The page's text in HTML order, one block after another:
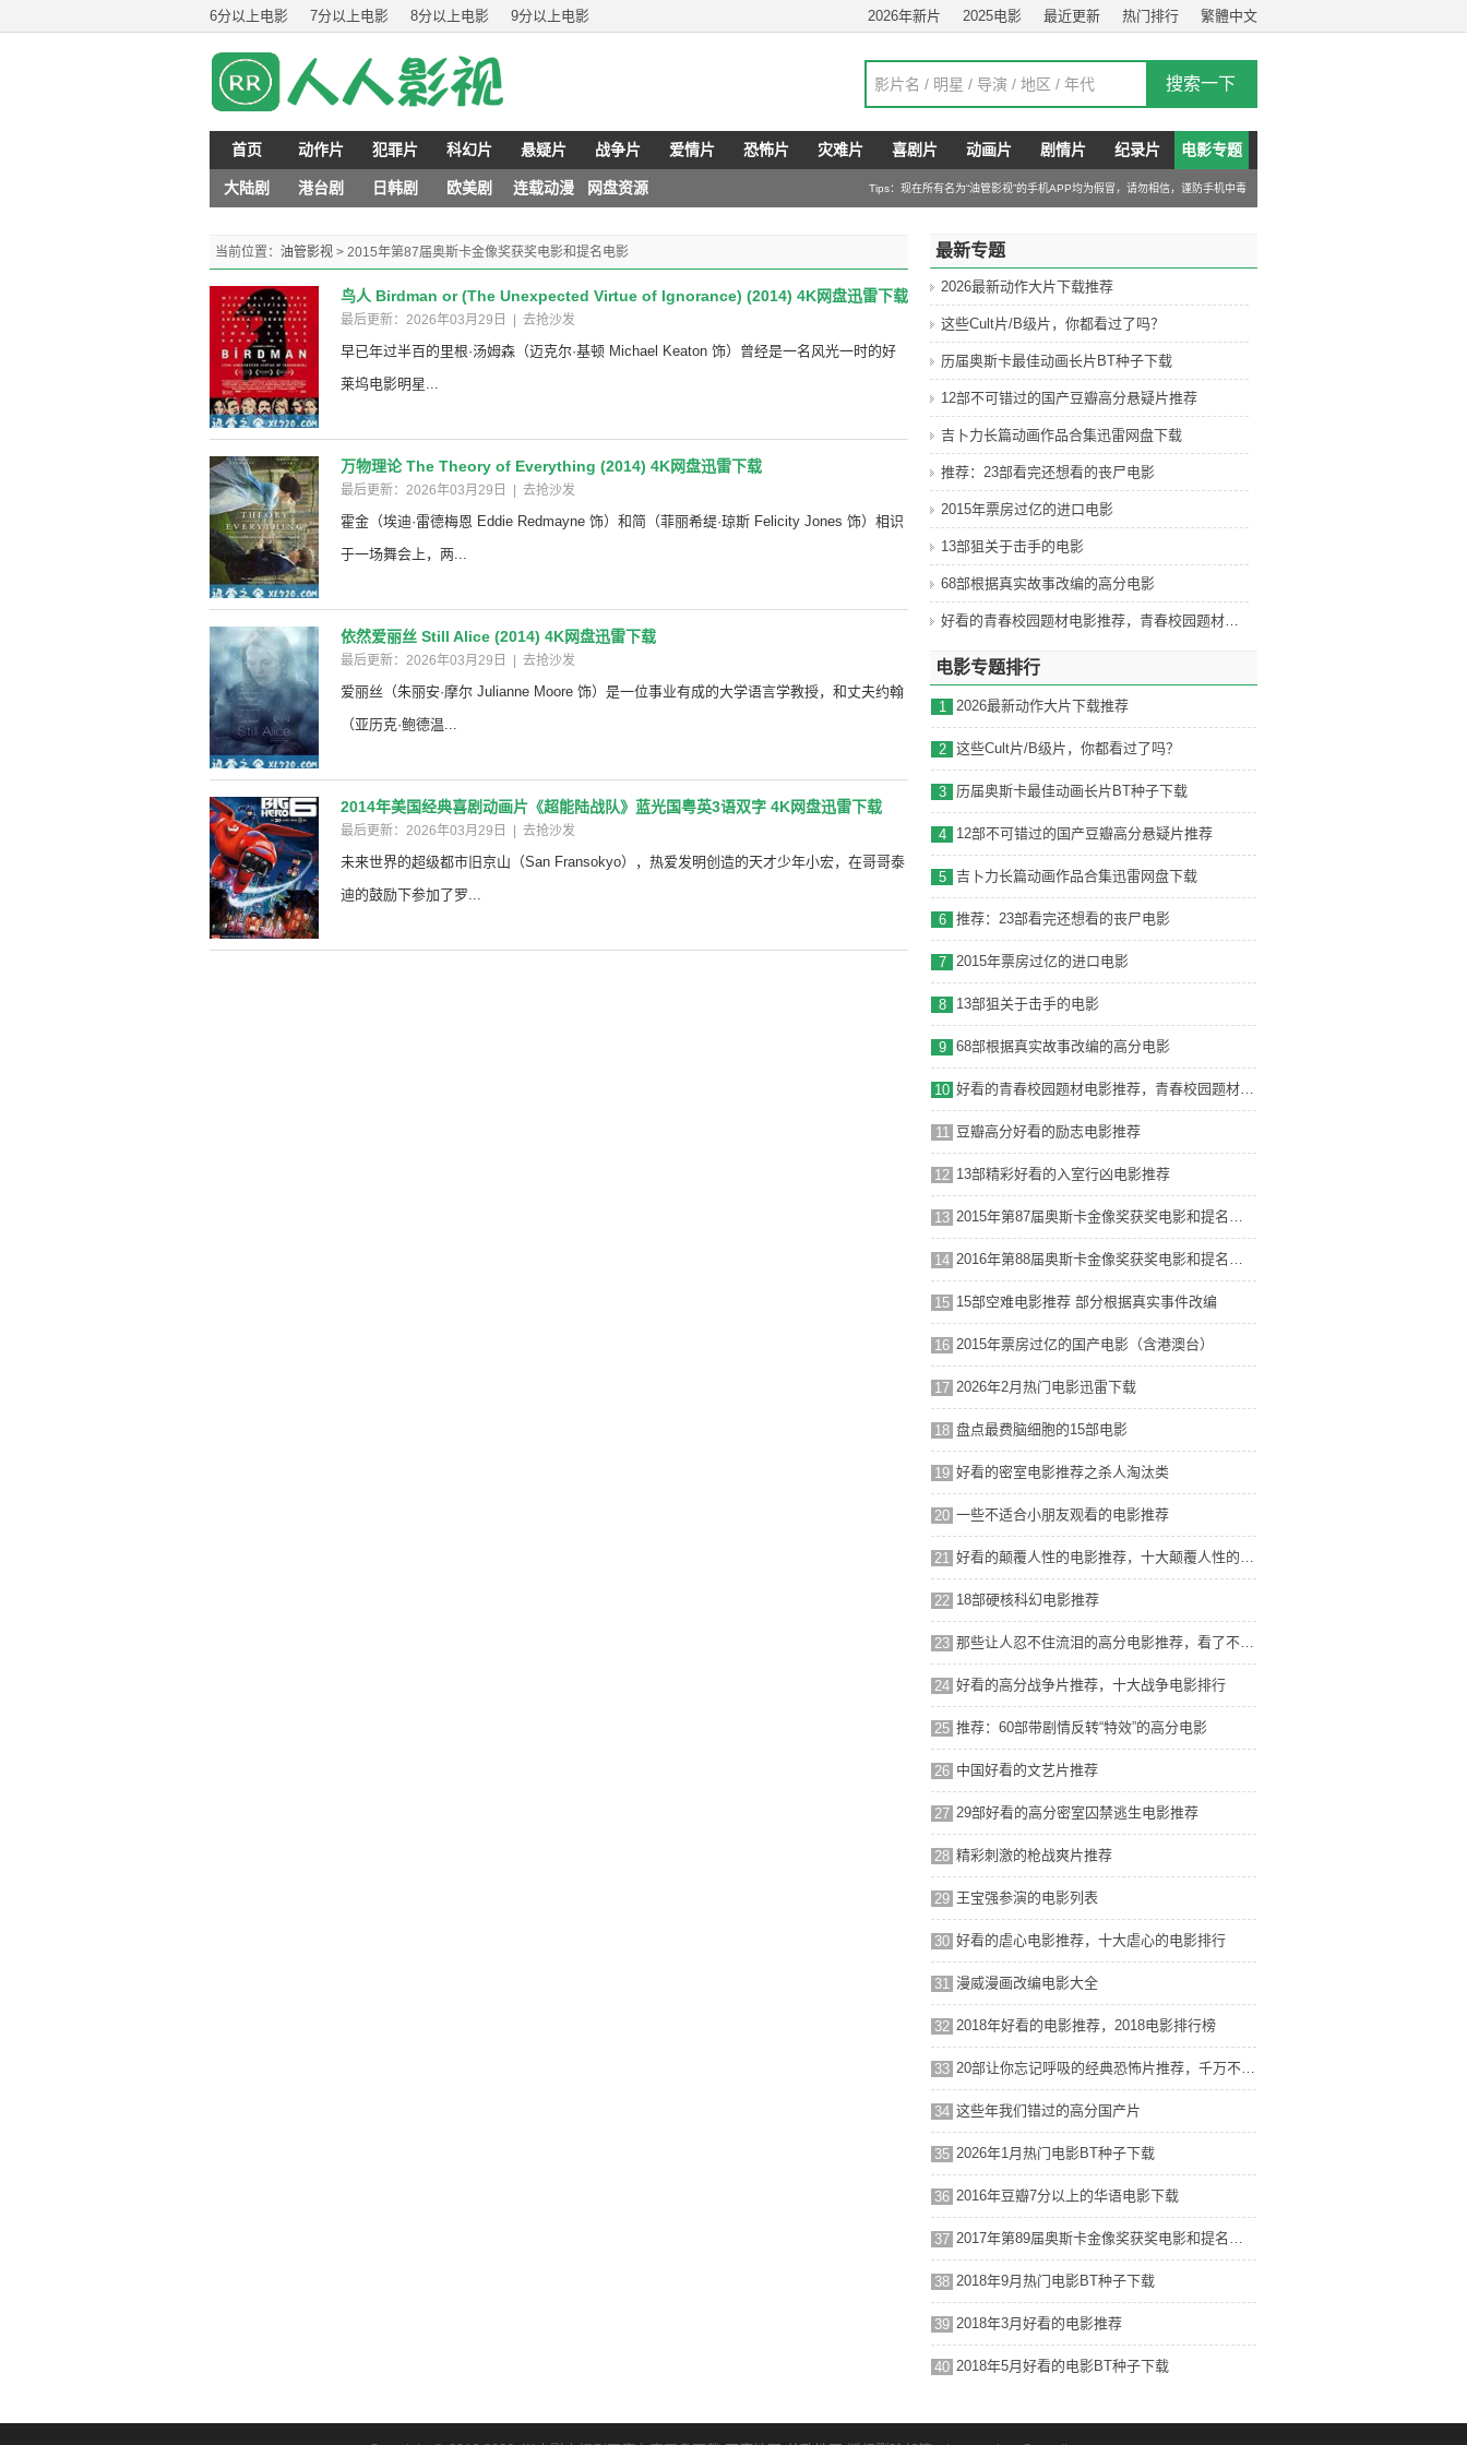
6分以上电影 7分以上电影 8分以上电影 9分以上电影 繁體中文
热门排行
最近更新
2025电影
2026年新片
首页 动作片 犯罪片 科幻片 悬疑片 战争片 爱情片 恐怖片 灾难片 喜剧片 动画片 剧情片 纪录片 电影专题
大陆剧 港台剧 日韩剧 欧美剧 连载动漫 网盘资源 Tips：现在所有名为“油管影视”的手机APP均为假冒，请勿相信，谨防手机中毒
当前位置： 油管影视 > 2015年第87届奥斯卡金像奖获奖电影和提名电影
鸟人 Birdman or (The Unexpected Virtue of Ignorance) (2014) 4K网盘迅雷下载
最后更新：2026年03月29日 去抢沙发
早已年过半百的里根·汤姆森（迈克尔·基顿 Michael Keaton 饰）曾经是一名风光一时的好
莱坞电影明星...
万物理论 The Theory of Everything (2014) 4K网盘迅雷下载
最后更新：2026年03月29日 去抢沙发
霍金（埃迪·雷德梅恩 Eddie Redmayne 饰）和简（菲丽希缇·琼斯 Felicity Jones 饰）相识
于一场舞会上，两...
依然爱丽丝 Still Alice (2014) 4K网盘迅雷下载
最后更新：2026年03月29日 去抢沙发
爱丽丝（朱丽安·摩尔 Julianne Moore 饰）是一位事业有成的大学语言学教授，和丈夫约翰
（亚历克·鲍德温...
2014年美国经典喜剧动画片《超能陆战队》蓝光国粤英3语双字 4K网盘迅雷下载
最后更新：2026年03月29日 去抢沙发
未来世界的超级都市旧京山（San Fransokyo），热爱发明创造的天才少年小宏，在哥哥泰
迪的鼓励下参加了罗...
最新专题
2026最新动作大片下载推荐
这些Cult片/B级片，你都看过了吗？
历届奥斯卡最佳动画长片BT种子下载
12部不可错过的国产豆瓣高分悬疑片推荐
吉卜力长篇动画作品合集迅雷网盘下载
推荐：23部看完还想看的丧尸电影
2015年票房过亿的进口电影
13部狙关于击手的电影
68部根据真实故事改编的高分电影
好看的青春校园题材电影推荐，青春校园题材电影排行
电影专题排行
1 2026最新动作大片下载推荐
2 这些Cult片/B级片，你都看过了吗？
3 历届奥斯卡最佳动画长片BT种子下载
4 12部不可错过的国产豆瓣高分悬疑片推荐
5 吉卜力长篇动画作品合集迅雷网盘下载
6 推荐：23部看完还想看的丧尸电影
7 2015年票房过亿的进口电影
8 13部狙关于击手的电影
9 68部根据真实故事改编的高分电影
10 好看的青春校园题材电影推荐，青春校园题材电影排行
11 豆瓣高分好看的励志电影推荐
12 13部精彩好看的入室行凶电影推荐
13 2015年第87届奥斯卡金像奖获奖电影和提名电影
14 2016年第88届奥斯卡金像奖获奖电影和提名电影
15 15部空难电影推荐 部分根据真实事件改编
16 2015年票房过亿的国产电影（含港澳台）
17 2026年2月热门电影迅雷下载
18 盘点最费脑细胞的15部电影
19 好看的密室电影推荐之杀人淘汰类
20 一些不适合小朋友观看的电影推荐
21 好看的颠覆人性的电影推荐，十大颠覆人性的电影排行
22 18部硬核科幻电影推荐
23 那些让人忍不住流泪的高分电影推荐，看了不后悔
24 好看的高分战争片推荐，十大战争电影排行
25 推荐：60部带剧情反转“特效”的高分电影
26 中国好看的文艺片推荐
27 29部好看的高分密室囚禁逃生电影推荐
28 精彩刺激的枪战爽片推荐
29 王宝强参演的电影列表
30 好看的虐心电影推荐，十大虐心的电影排行
31 漫威漫画改编电影大全
32 2018年好看的电影推荐，2018电影排行榜
33 20部让你忘记呼吸的经典恐怖片推荐，千万不要一个人看。
34 这些年我们错过的高分国产片
35 2026年1月热门电影BT种子下载
36 2016年豆瓣7分以上的华语电影下载
37 2017年第89届奥斯卡金像奖获奖电影和提名电影
38 2018年9月热门电影BT种子下载
39 2018年3月好看的电影推荐
40 2018年5月好看的电影BT种子下载